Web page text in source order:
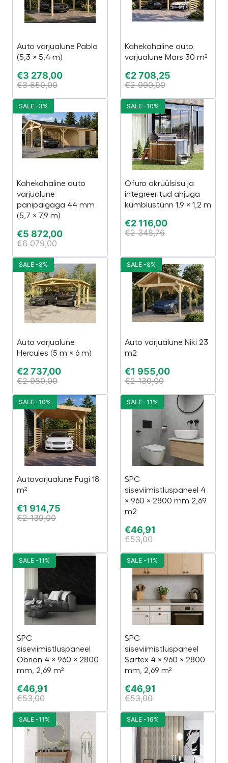
Auto varjualune Pablo
(5,3 × 5,4 m)
€3 278,00
€3 650,00
Kahekohaline auto
varjualune Mars 30 m²
€2 708,25
€2 990,00
Kahekohaline auto
varjualune
panipaigaga 44 mm
(5,7 × 7,9 m)
€5 872,00
€6 079,00
SALE -3%
Ofuro akrüülsisu ja
integreeritud ahjuga
kümblustünn 1,9 × 1,2 m
€2 116,00
€2 348,76
SALE -10%
Auto varjualune
Hercules (5 m × 6 m)
€2 737,00
€2 980,00
SALE -8%
Auto varjualune Niki 23
m2
€1 955,00
€2 130,00
SALE -8%
Autovarjualune Fugi 18
m²
€1 914,75
€2 139,00
SALE -10%
SPC
siseviimistluspaneel 4
× 960 × 2800 mm 2,69
m2
€46,91
€53,00
SALE -11%
SPC
siseviimistluspaneel
Obrion 4 × 960 × 2800
mm, 2,69 m²
€46,91
€53,00
SALE -11%
SPC
siseviimistluspaneel
Sartex 4 × 960 × 2800
mm, 2,69 m²
€46,91
€53,00
SALE -11%
SALE -11% SALE -16%